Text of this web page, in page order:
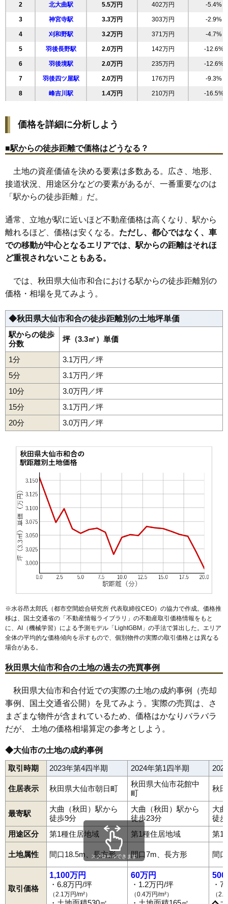
20 若竹町 8.1万円 725万円 4.3%
21 富士見町 7.9万円 1,223万円 5.0%
22 花館中町 7.7万円 690万円 6.0%
23 大曲栄町 7.6万円 581万円 6.4%
24 大曲金谷町 7.6万円 532万円 -6.0%
25 大曲あけぼの町 7.5万円 684万円 2.2%
26 佐野町 7.2万円 709万円 4.1%
28 大曲日の出町 6.7万円
30 大曲浜町 6.3万円 699万円 -0.6%
31 大曲丸子町 6.2万円 498万円 -2.3%
32 小貫高畑 6.1万円 418万円 -2.2%
33 四ツ屋
34 大曲川原町 5.2万円 1,185万円 17.2%
35 川目 4.9万円 429万円 2.2%
36 戸地谷 4.4万円 373万円 -5.8%
37 飯田 4.2万円
39 刈和野
41 花館 3.3万円 747万円
42
43
44 角間川町
45 長野 2.5万円
46 東川 2.4万円
47 高関上郷 2.1万円
48 高梨 2.0万円
50 協和境
51 北楢岡
上鴬野 1.8万円 205万円 -23.8%
53 太田町横沢 1.6万円 78万円 -13.3%
54 福田
55 大曲西根 452万円
56 1.5万円
57 1.4万円
-17.5%
1.3万円
寺館 1.1万円 185万円 -15.8%
62 橋本 1.1万円 329万円 -13.0%
63
65 土川 1.0万円 61万円 -15.2%
66 豊岡 1.0万円 108万円 -8.1%
67 横堀 0.9万円 141万円 -23.0%
68 太田町国見 0.9万円 54万円 -4.2%
69 木原田 0.9万円 128万円
70 協和船岡 0.9万円
71 協和小種 0.8万円 83万円 -32.3%
72 大沢郷宿 0.8万円 58万円 -22.8%
73 協和稲沢 0.8万円 -30.4%
清水 0.7万円 27万円 -13.8%
堀見内 0.7万円 420万円 -7.6%
76 太田町三本扇 0.7万円 30万円 -29.7%
77 太田町太田 0.7万円 27万円 -27.2%
2 北大曲駅 5.5万円 402万円 -5.4%
3 神宮寺駅 3.3万円 303万円 -2.9%
4 刈和野駅 3.2万円 371万円 -4.7%
5 羽後長野駅 2.0万円 142万円 -12.6%
6 羽後境駅 2.0万円 235万円 -12.6%
7 羽後四ツ屋駅 2.0万円 176万円 -9.3%
8 峰吉川駅 1.4万円 210万円 -16.5%
価格を詳細に分析しよう
■駅からの徒歩距離で価格はどうなる？
土地の資産価値を決める要素は多数ある。広さ、地形、
接道状況、用途区分などの要素があるが、一番重要なのは
「駅からの徒歩距離」だ。
通常、立地が駅に近いほど不動産価格は高くなり、駅から
離れるほど、価格は安くなる。 ただし、都心ではなく、車
での移動が中心となるエリアでは、駅からの距離はそれほ
ど重視されないこともある。
では、秋田県大仙市和合における駅からの徒歩距離別の
価格・相場を見てみよう。
◆秋田県大仙市和合の徒歩距離別の土地坪単価
駅からの徒歩
分数
坪（3.3㎡）単価
1分
3.1万円／坪
5分
3.1万円／坪
10分
3.0万円／坪
15分
3.1万円／坪
20分
3.0万円／坪
※水谷昂太郎氏（都市空間総合研究所 代表取締役CEO）の協力で作成。価格推
移は、国土交通省の「不動産情報ライブラリ 」の不動産取引価格情報をもと
に、AI（機械学習）による予測モデル「LightGBM」の手法で算出した。エリア
全体の平均的な価格傾向を示すもので、個別物件の実際の取引価格とは異なる
場合がある。
秋田県大仙市和合の土地の過去の売買事例
秋田県大仙市和合付近での実際の土地の成約事例（売却
事例、国土交通省公開）を見てみよう。実際の売買は、さ
まざまな物件が含まれているため、価格はかなりバラバラ
だが、 土地の価格相場算定の参考としよう。
◆大仙市の土地の成約事例
取引時期 2023年第4四半期 2024年第1四半期
住居表示 秋田県大仙市朝日町
秋田県大仙市花館中
町
秋
最寄駅
大曲（秋田）駅から
徒歩9分
大曲（秋田）駅から
徒歩23分
大
徒
用途区分
第1種住居地域 第1種住居地域 第1
土地属性 間口18.5m、長方形 間口7m、長方形 間
取引価格
1,100万円
・6.8万円/坪
（2.1万円/m²）
60万円
・1.2万円/坪
（0.4万円/m²）
500
・
（
スクロールできます
飯田 内小友大沢郷宿 太田町太田太田町国見
太田町三本扇太田町中里 太田町横沢大花町大曲
大曲あけぼの町大曲飯田町 大曲金谷町大曲上大町
大曲上栄町大曲川原町 大曲白金町大曲住吉町